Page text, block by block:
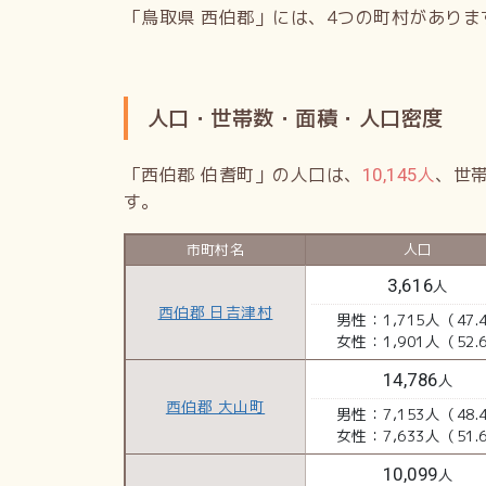
「鳥取県 西伯郡」には、4つの町村がありま
人口・世帯数・面積・人口密度
「西伯郡 伯耆町」の人口は、 10,145人、世
す。
市町村名 人口
西伯郡 日吉津村
3,616人
男性：1,715人（
女性：1,901人（
西伯郡 大山町
14,786人
男性：7,153人（
女性：7,633人（
10,099人